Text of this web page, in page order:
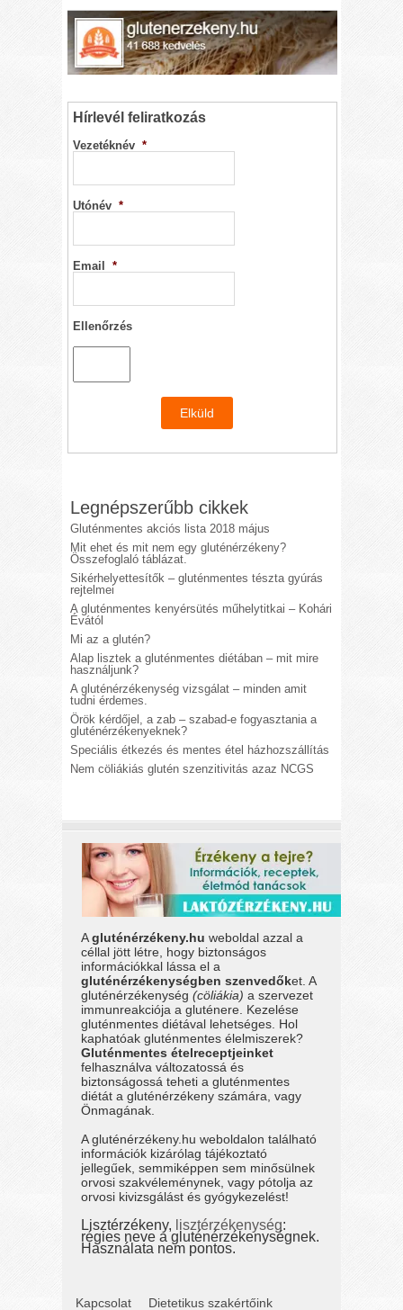
Hírlevél feliratkozás
Vezetéknév *
Utónév *
Email *
Ellenőrzés
Legnépszerűbb cikkek
Gluténmentes akciós lista 2018 május
Mit ehet és mit nem egy gluténérzékeny?
Összefoglaló táblázat.
Sikérhelyettesítők – gluténmentes tészta gyúrás
rejtelmei
A gluténmentes kenyérsütés műhelytitkai – Kohári
Évától
Mi az a glutén?
Alap lisztek a gluténmentes diétában – mit mire
használjunk?
A gluténérzékenység vizsgálat – minden amit
tudni érdemes.
Örök kérdőjel, a zab – szabad-e fogyasztania a
gluténérzékenyeknek?
Speciális étkezés és mentes étel házhozszállítás
Nem cöliákiás glutén szenzitivitás azaz NCGS
Agluténérzékeny.hu weboldal azzal a
céllal jött létre, hogy biztonságos
információkkal lássa el a
gluténérzékenységben szenvedőket. A
gluténérzékenység(cöliákia) a szervezet
immunreakciója a gluténere. Kezelése
gluténmentes diétával lehetséges. Hol
kaphatóak gluténmentes élelmiszerek?
Gluténmentes ételreceptjeinket
felhasználva változatossá és
biztonságossá teheti a gluténmentes
diétát a gluténérzékeny számára, vagy
Önmagának.
A gluténérzékeny.hu weboldalon található
információk kizárólag tájékoztató
jellegűek, semmiképpen sem minősülnek
orvosi szakvéleménynek, vagy pótolja az
orvosi kivizsgálást és gyógykezelést!
Lisztérzékeny, lisztérzékenység:
régies neve a gluténérzékenységnek.
Használata nem pontos.
Kapcsolat Dietetikus szakértőink